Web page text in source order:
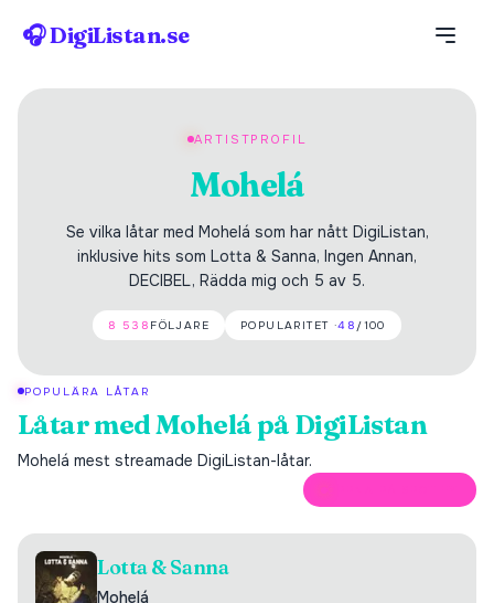
🎧 DigiListan.se
ARTISTPROFIL
Mohelá
Se vilka låtar med Mohelá som har nått DigiListan,
inklusive hits som Lotta & Sanna, Ingen Annan,
DECIBEL, Rädda mig och 5 av 5.
8 538 FÖLJARE POPULARITET ·48 /100
POPULÄRA LÅTAR
Låtar medMohelá på DigiListan
Mohelá mest streamade DigiListan-låtar.
Lotta & Sanna
Mohelá